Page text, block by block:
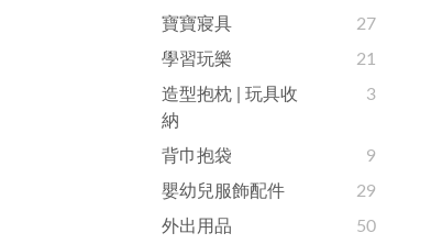
寶寶寢具
27
學習玩樂
21
造型抱枕 | 玩具收
納
3
背巾抱袋
9
嬰幼兒服飾配件
29
外出用品
50